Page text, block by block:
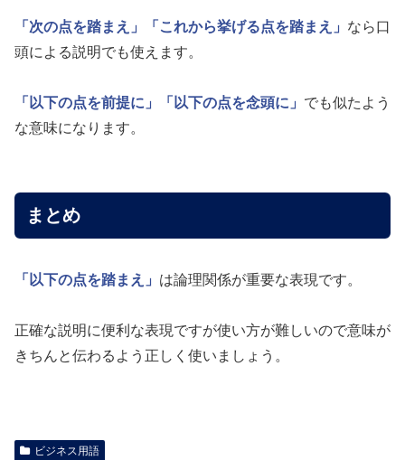
「次の点を踏まえ」 「これから挙げる点を踏まえ」 なら口
頭による説明でも使えます。
「以下の点を前提に」 「以下の点を念頭に」 でも似たよう
な意味になります。
まとめ
「以下の点を踏まえ」 は論理関係が重要な表現です。
正確な説明に便利な表現ですが使い方が難しいので意味が
きちんと伝わるよう正しく使いましょう。
ビジネス用語